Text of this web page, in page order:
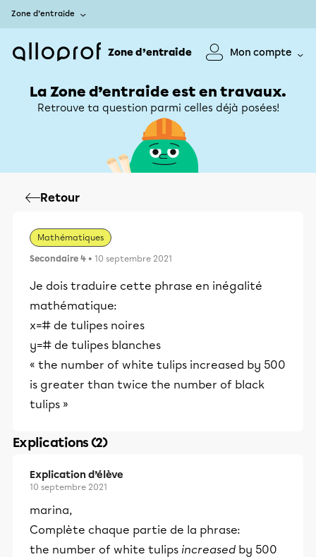
Zone d’entraide
Zone d’entraide Mon compte
La Zone d’entraide est en travaux.
Retrouve ta question parmi celles déjà posées!
Retour
Mathématiques
Secondaire 4 • 10 septembre 2021
Je dois traduire cette phrase en inégalité
mathématique:
x=# de tulipes noires
y=# de tulipes blanches
« the number of white tulips increased by 500
is greater than twice the number of black
tulips »
Explications (2)
Explication d’élève
10 septembre 2021
marina,
Complète chaque partie de la phrase:
the number of white tulips increased by 500